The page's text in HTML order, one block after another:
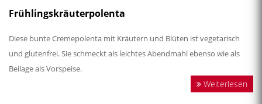
Frühlingskräuterpolenta
Diese bunte Cremepolenta mit Kräutern und Blüten ist vegetarisch
und glutenfrei. Sie schmeckt als leichtes Abendmahl ebenso wie als
Beilage als Vorspeise.
Weiterlesen